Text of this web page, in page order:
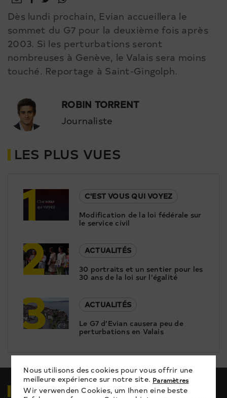
Dès lundi prochain, Evian accueillera le
sommet du G7 pour la deuxième fois après
2003. Si les perturbations seront
nombreuses à Genève, le Valais sera moins
touché. Reportage à Saint-Gingolph.
ROBIN TORRENT
Journaliste
LES PLUS VUES
1
C'EST VOUS QUI VOYEZ
Modification de la loi fédérale sur
le service civil
2
ACTUALITÉS
30 portraits et un sentier pour les
30 ans de la loi sur l’égalité
3
ACTUALITÉS
Le G7 d’Evian causera peu de
perturbations en Valais
VIDÉOSEN RELATION
Nous utilisons des cookies pour vous offrir une
meilleure expérience sur notre site. Paramètres
Wir verwenden Cookies, um Ihnen eine beste